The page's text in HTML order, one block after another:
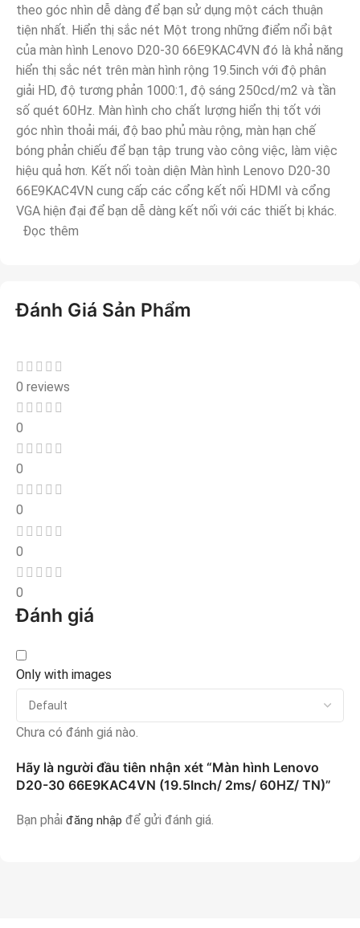
theo góc nhìn dễ dàng để bạn sử dụng một cách thuận
tiện nhất. Hiển thị sắc nét Một trong những điểm nổi bật
của màn hình Lenovo D20-30 66E9KAC4VN đó là khả năng
hiển thị sắc nét trên màn hình rộng 19.5inch với độ phân
giải HD, độ tương phản 1000:1, độ sáng 250cd/m2 và tần
số quét 60Hz. Màn hình cho chất lượng hiển thị tốt với
góc nhìn thoải mái, độ bao phủ màu rộng, màn hạn chế
bóng phản chiếu để bạn tập trung vào công việc, làm việc
hiệu quả hơn. Kết nối toàn diện Màn hình Lenovo D20-30
66E9KAC4VN cung cấp các cổng kết nối HDMI và cổng
VGA hiện đại để bạn dễ dàng kết nối với các thiết bị khác.
Đọc thêm
Đánh Giá Sản Phẩm
0 reviews
0
0
0
0
0
Đánh giá
Only with images
Chưa có đánh giá nào.
Hãy là người đầu tiên nhận xét “Màn hình Lenovo
D20-30 66E9KAC4VN (19.5Inch/ 2ms/ 60HZ/ TN)”
Bạn phải đăng nhập để gửi đánh giá.